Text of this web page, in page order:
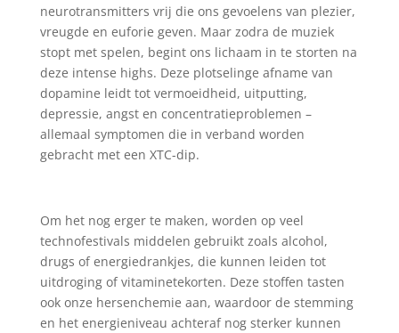
neurotransmitters vrij die ons gevoelens van plezier,
vreugde en euforie geven. Maar zodra de muziek
stopt met spelen, begint ons lichaam in te storten na
deze intense highs. Deze plotselinge afname van
dopamine leidt tot vermoeidheid, uitputting,
depressie, angst en concentratieproblemen –
allemaal symptomen die in verband worden
gebracht met een XTC-dip.
Om het nog erger te maken, worden op veel
technofestivals middelen gebruikt zoals alcohol,
drugs of energiedrankjes, die kunnen leiden tot
uitdroging of vitaminetekorten. Deze stoffen tasten
ook onze hersenchemie aan, waardoor de stemming
en het energieniveau achteraf nog sterker kunnen